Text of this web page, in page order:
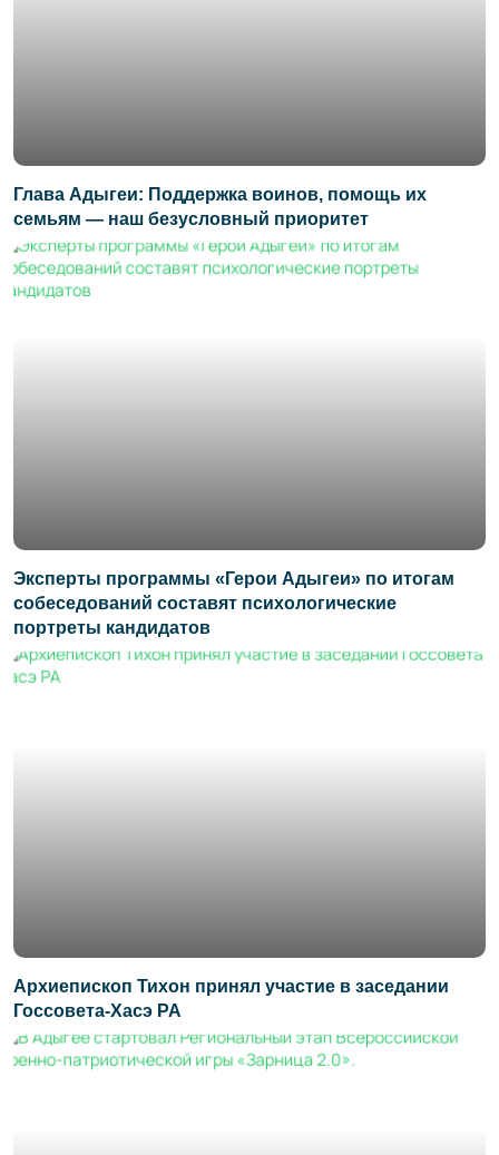
Глава Адыгеи: Поддержка воинов, помощь их
семьям — наш безусловный приоритет
Эксперты программы «Герои Адыгеи» по итогам
собеседований составят психологические
портреты кандидатов
Архиепископ Тихон принял участие в заседании
Госсовета-Хасэ РА